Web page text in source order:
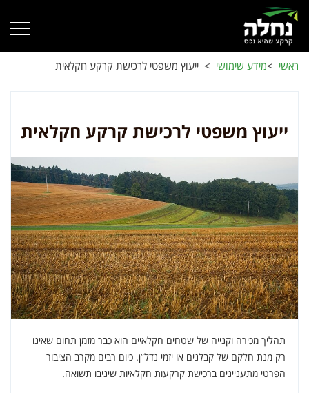
ראשי >מידע שימושי > ייעוץ משפטי לרכישת קרקע חקלאית
ייעוץ משפטי לרכישת קרקע חקלאית
תהליך מכירה וקנייה של שטחים חקלאיים הוא כבר מזמן תחום שאינו
רק מנת חלקם של קבלנים או יזמי נדל”ן. כיום רבים מקרב הציבור
הפרטי מתעניינים ברכישת קרקעות חקלאיות שיניבו תשואה.